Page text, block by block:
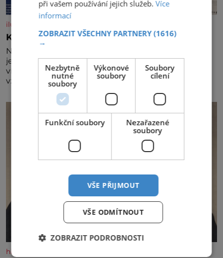
iluxus.cz
Král vín začíná třetí dekádu
Největší český vinařský projekt Král vín ve svém již
jednadvacátém ročníku představil nejlepší domácí
vína. Ta vybírala odborná porota z celkem 1260
vzorků od 157 vinařů. Král vín, který se – i pře
historyplus.cz
při vašem používání jejich služeb.Více
informací
ZOBRAZIT VŠECHNY PARTNERY(1616)
→
Nezbytně
nutné
soubory
Výkonové
soubory
Soubory
cílení
Funkční soubory
Nezařazené
soubory
VŠE PŘIJMOUT
VŠE ODMÍTNOUT
ZOBRAZIT PODROBNOSTI